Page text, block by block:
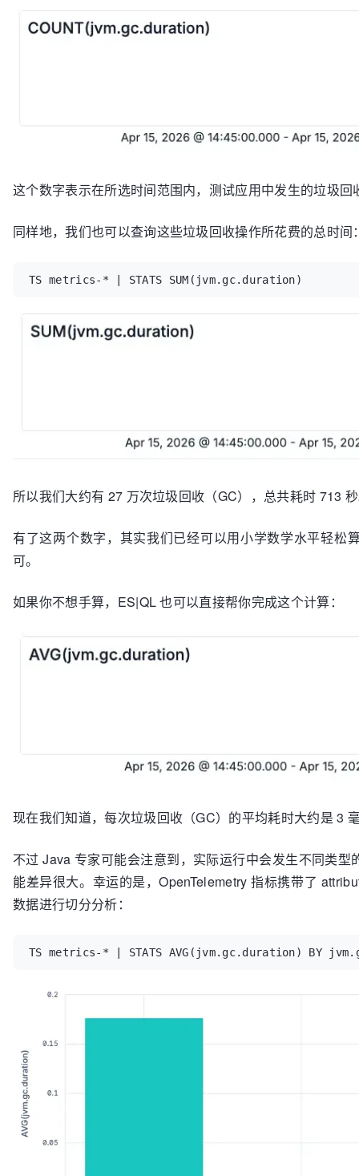
这个数字表示在所选时间范围内，测试应用中发生的垃圾回
同样地，我们也可以查询这些垃圾回收操作所花费的总时间
TS metrics-* | STATS SUM(jvm.gc.duration)
所以我们大约有 27 万次垃圾回收（GC），总共耗时 713
有了这两个数字，其实我们已经可以用小学数学水平轻松
可。
如果你不想手算，ES|QL 也可以直接帮你完成这个计算：
现在我们知道，每次垃圾回收（GC）的平均耗时大约是 3
不过 Java 专家可能会注意到，实际运行中会发生不同类
能差异很大。幸运的是，OpenTelemetry 指标携带了
数据进行切分分析：
TS metrics-* | STATS AVG(jvm.gc.duration) BY